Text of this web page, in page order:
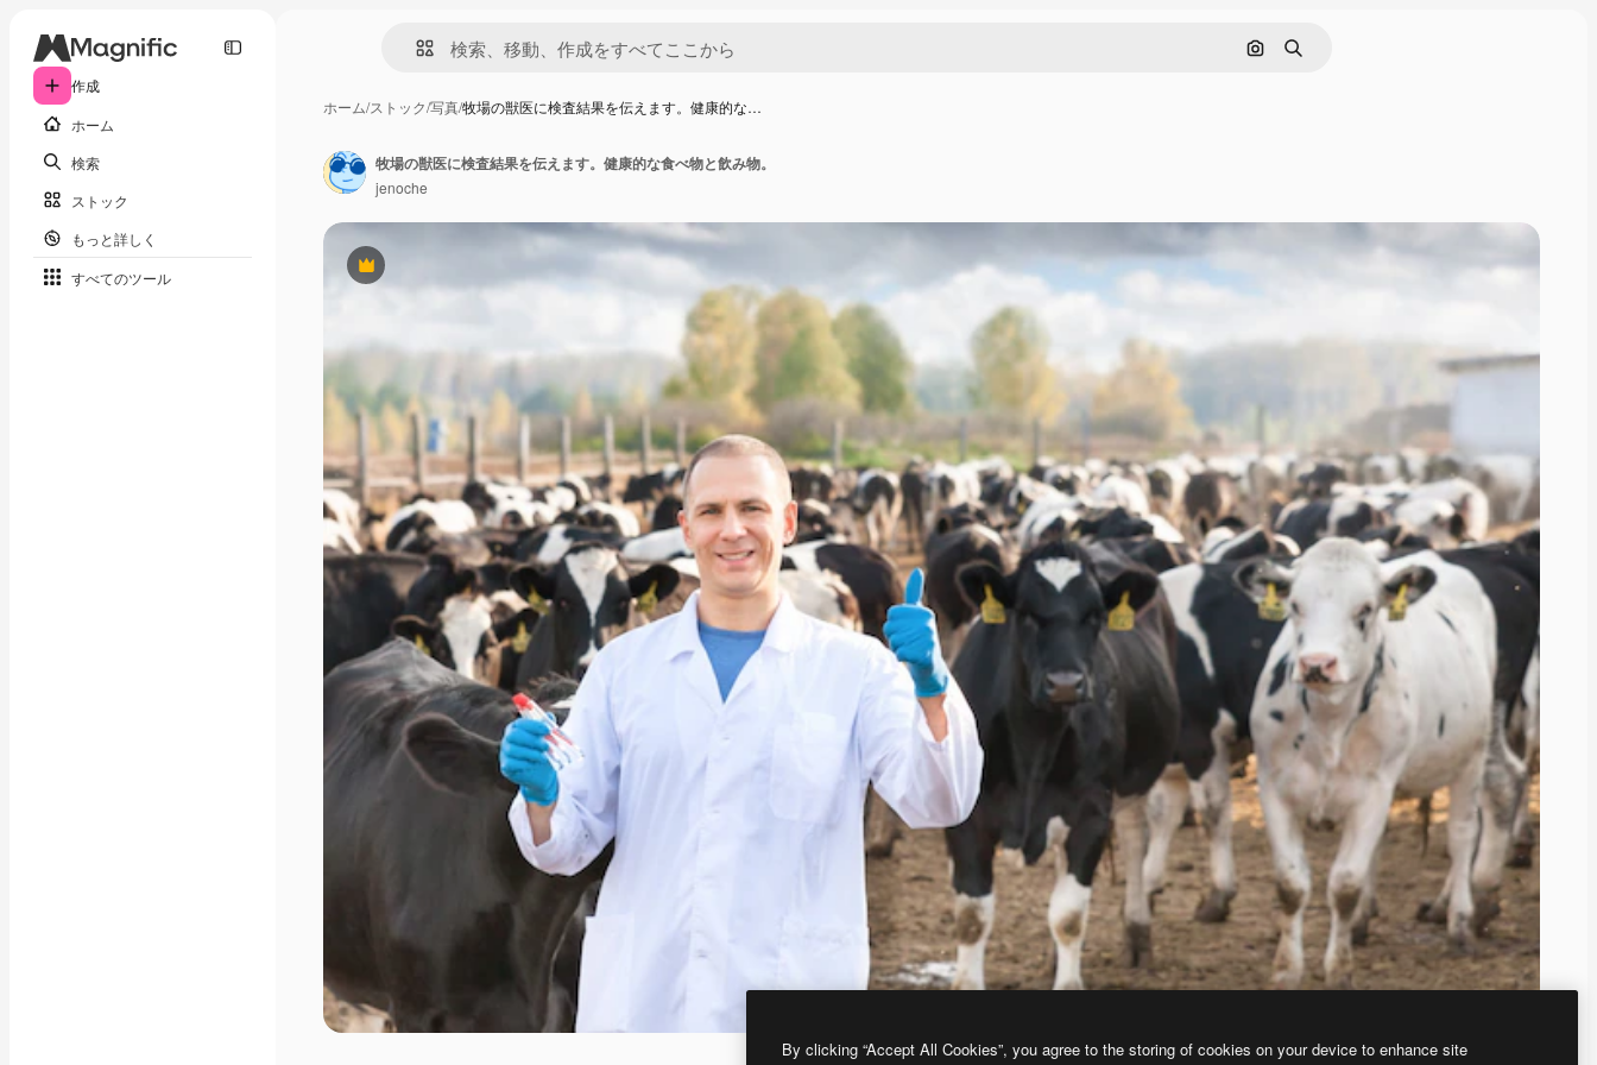
作成
ホーム
検索
ストック
もっと詳しく
すべてのツール
画像で検索
検索
ホーム/ストック/写真/牧場の獣医に検査結果を伝えます。健康的な…
Premium
牧場の獣医に検査結果を伝えます。健康的な食べ物と飲み物。
jenoche
By clicking “Accept All Cookies”, you agree to the storing of cookies on your device to enhance site